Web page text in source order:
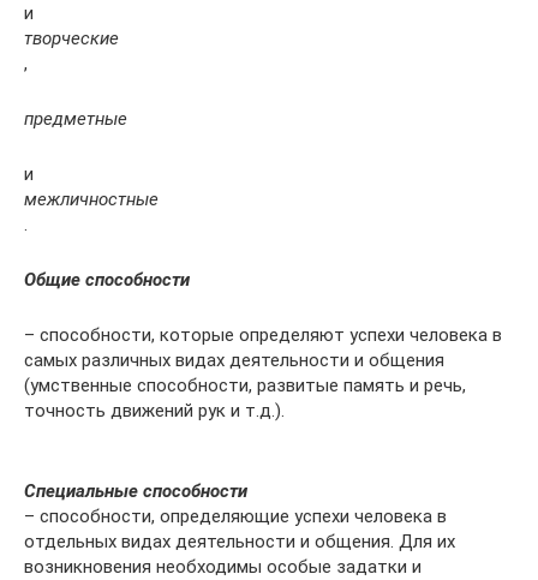
и
творческие
,
предметные
и
межличностные
.
Общие способности
– способности, которые определяют успехи человека в
самых различных видах деятельности и общения
(умственные способности, развитые память и речь,
точность движений рук и т.д.).
Специальные способности
– способности, определяющие успехи человека в
отдельных видах деятельности и общения. Для их
возникновения необходимы особые задатки и